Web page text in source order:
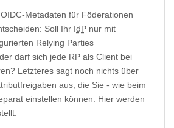
Metadaten für Föderationen
Soll Ihr IdP nur mit
Relying Parties
darf sich jede RP als Client bei
Letzteres sagt noch nichts über
aus, die Sie - wie beim
einstellen können. Hier werden